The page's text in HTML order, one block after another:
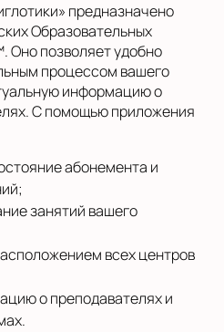
предназначено
Образовательных
Оно позволяет удобно
процессом вашего
информацию о
С помощью приложения
абонемента и
занятий вашего
всех центров
о преподавателях и